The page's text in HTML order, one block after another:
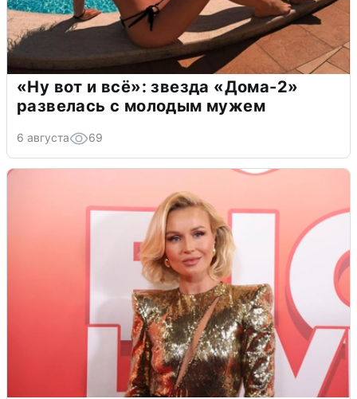
«Ну вот и всё»: звезда «Дома-2»
развелась с молодым мужем
6 августа 69